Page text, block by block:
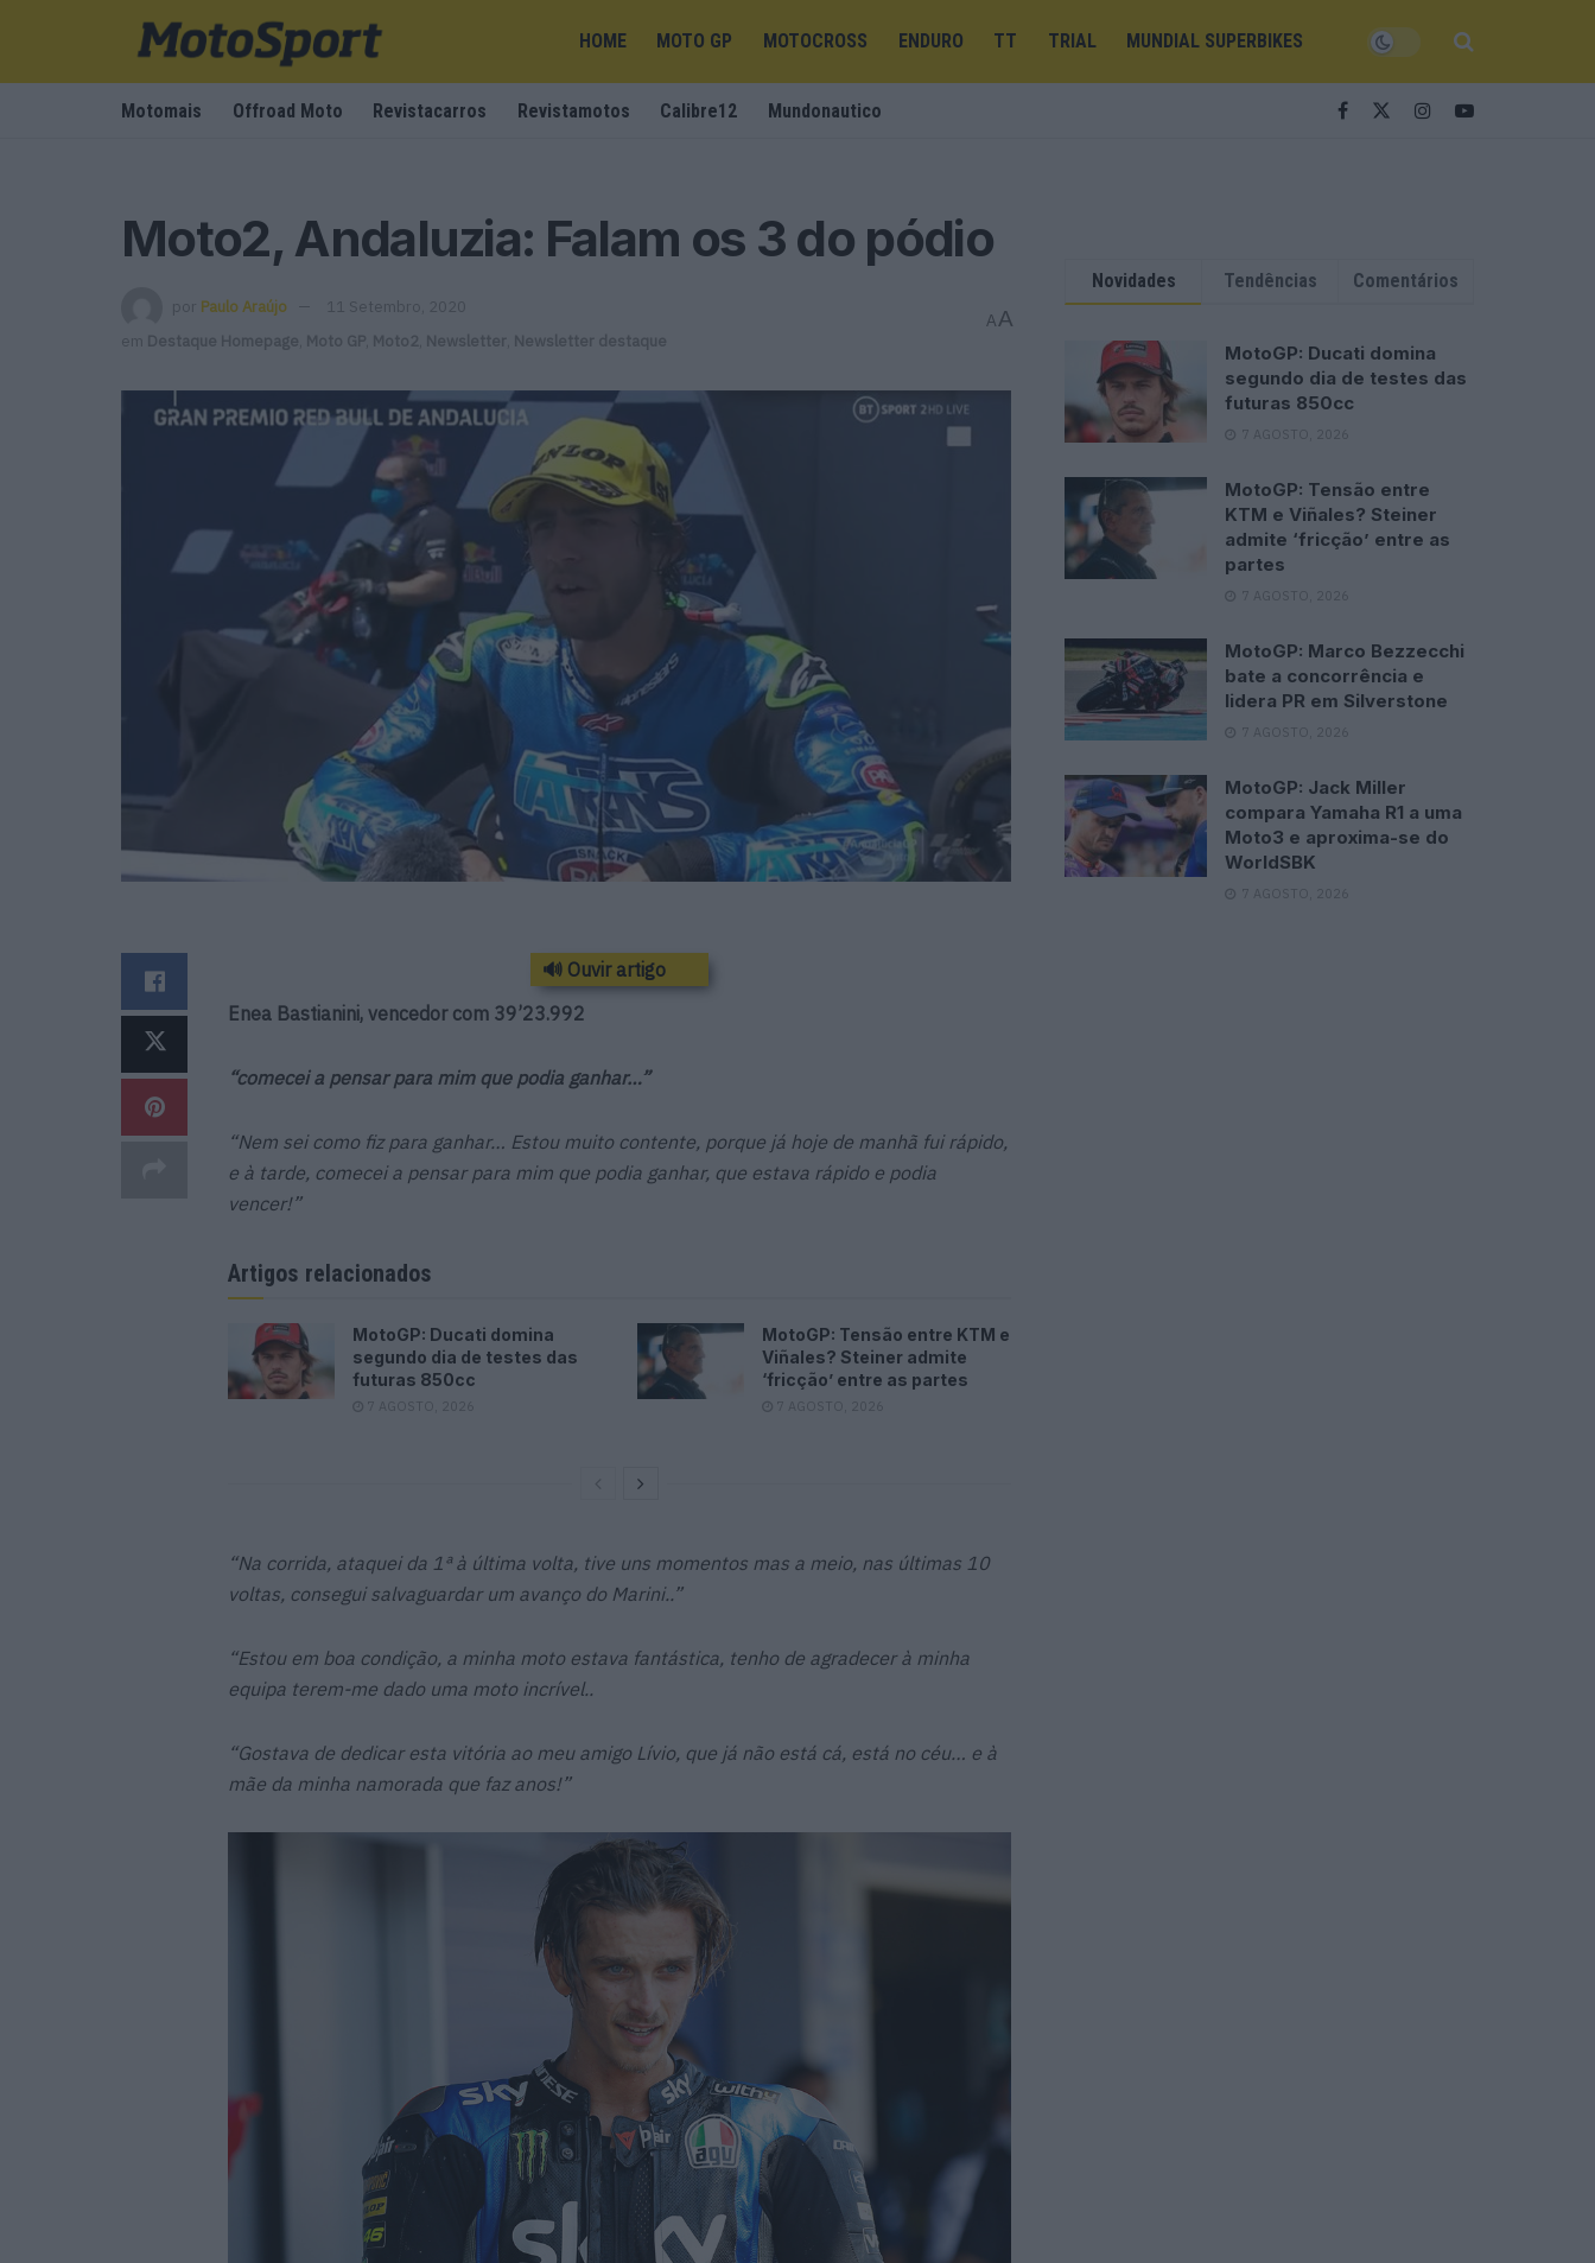
HOME MOTO GP MOTOCROSS ENDURO TT TRIAL MUNDIAL SUPERBIKES
Motomais Offroad Moto Revistacarros Revistamotos Calibre12 Mundonautico
Moto2, Andaluzia: Falam os 3 do pódio
por Paulo Araújo
11 Setembro, 2020
em
Destaque Homepage Moto GP Moto2 Newsletter Newsletter destaque
AA
🔊 Ouvir artigo
Enea Bastianini, vencedor com 39’23.992
“comecei a pensar para mim que podia ganhar…”
“Nem sei como fiz para ganhar… Estou muito contente, porque já hoje de manhã fui rápido,
e à tarde, comecei a pensar para mim que podia ganhar, que estava rápido e podia
vencer!”
Artigos relacionados
MotoGP: Ducati domina
segundo dia de testes das
futuras 850cc
7 AGOSTO, 2026
MotoGP: Tensão entre KTM e
Viñales? Steiner admite
‘fricção’ entre as partes
7 AGOSTO, 2026
“Na corrida, ataquei da 1ª à última volta, tive uns momentos mas a meio, nas últimas 10
voltas, consegui salvaguardar um avanço do Marini..”
“Estou em boa condição, a minha moto estava fantástica, tenho de agradecer à minha
equipa terem-me dado uma moto incrível..
“Gostava de dedicar esta vitória ao meu amigo Lívio, que já não está cá, está no céu… e à
mãe da minha namorada que faz anos!”
Novidades Tendências Comentários
MotoGP: Ducati domina
segundo dia de testes das
futuras 850cc
7 AGOSTO, 2026
MotoGP: Tensão entre
KTM e Viñales? Steiner
admite ‘fricção’ entre as
partes
7 AGOSTO, 2026
MotoGP: Marco Bezzecchi
bate a concorrência e
lidera PR em Silverstone
7 AGOSTO, 2026
MotoGP: Jack Miller
compara Yamaha R1 a uma
Moto3 e aproxima-se do
WorldSBK
7 AGOSTO, 2026